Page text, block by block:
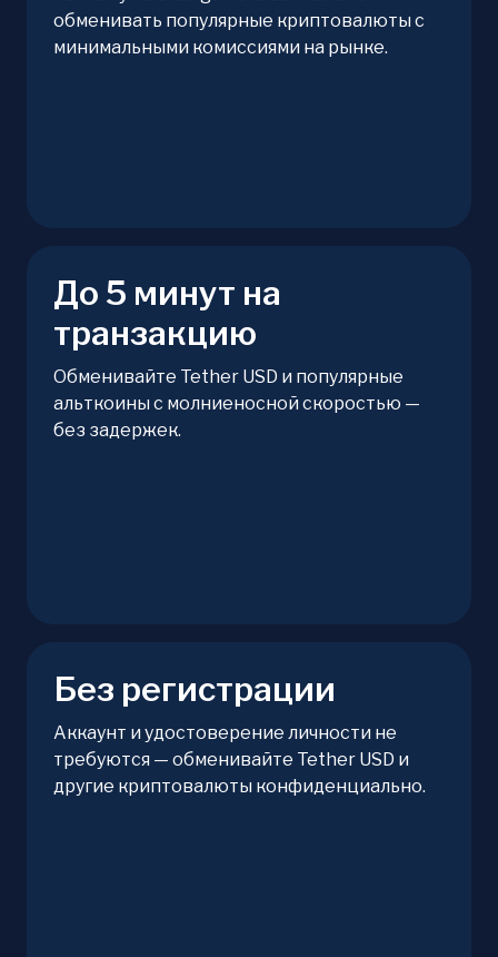
обменивать популярные криптовалюты с
минимальными комиссиями на рынке.
До 5 минут на
транзакцию
Обменивайте Tether USD и популярные
альткоины с молниеносной скоростью —
без задержек.
Без регистрации
Аккаунт и удостоверение личности не
требуются — обменивайте Tether USD и
другие криптовалюты конфиденциально.